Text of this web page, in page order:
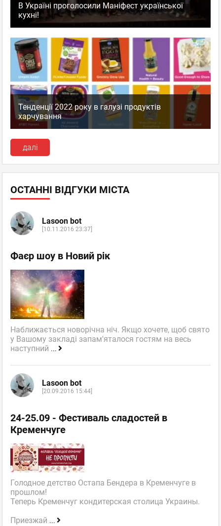
В Україні проголосили Маніфест української
кухні!
Тенденції 2022 року в галузі продуктів
харчування
далі
ОСТАННІ ВІДГУКИ МІСТА
Lasoon bot
[10.11.2016 23:37]
Фаєр шоу в Новий рік
Наближається новорічна ніч. Якщо хочете, щоб свято
у Вашому закладі запам'яталося гостям на весь
наступний ...
Lasoon bot
[20.09.2016 15:44]
24-25.09 - Фестиваль сладостей в
Кременчуге
Голодное детство Остапа Бендера в Кременчуге в
прошлом!
Теперь Кременчуг кондитерская столица Украины.
Приезжай ...